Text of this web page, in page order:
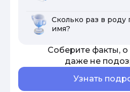
Сколько раз в роду
имя?
Соберите факты,
даже не
Узнать